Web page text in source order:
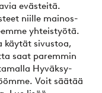
evästeitä.
niille mainos-
yhteistyötä.
käytät sivustoa,
saat paremmin
Hyväksy-
Voit säätää
tai erissä
?